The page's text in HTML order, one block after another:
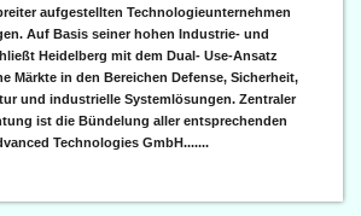
aufgestellten Technologieunternehmen
Auf Basis seiner hohen Industrie- und
Heidelberg mit dem Dual- Use-Ansatz
Märkte in den Bereichen Defense, Sicherheit,
und industrielle Systemlösungen. Zentraler
ist die Bündelung aller entsprechenden
Technologies GmbH.......